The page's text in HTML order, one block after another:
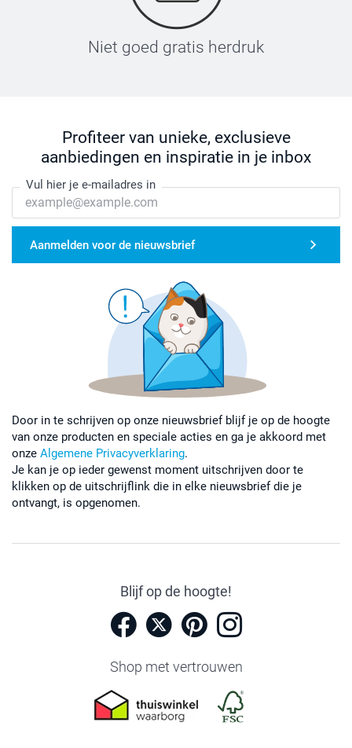
Niet goed gratis herdruk
Profiteer van unieke, exclusieve
aanbiedingen en inspiratie in je inbox
Vul hier je e-mailadres in
Aanmelden voor de nieuwsbrief
Door in te schrijven op onze nieuwsbrief blijf je op de hoogte
van onze producten en speciale acties en ga je akkoord met
onze Algemene Privacyverklaring.
Je kan je op ieder gewenst moment uitschrijven door te
klikken op de uitschrijflink die in elke nieuwsbrief die je
ontvangt, is opgenomen.
Blijf op de hoogte!
Shop met vertrouwen